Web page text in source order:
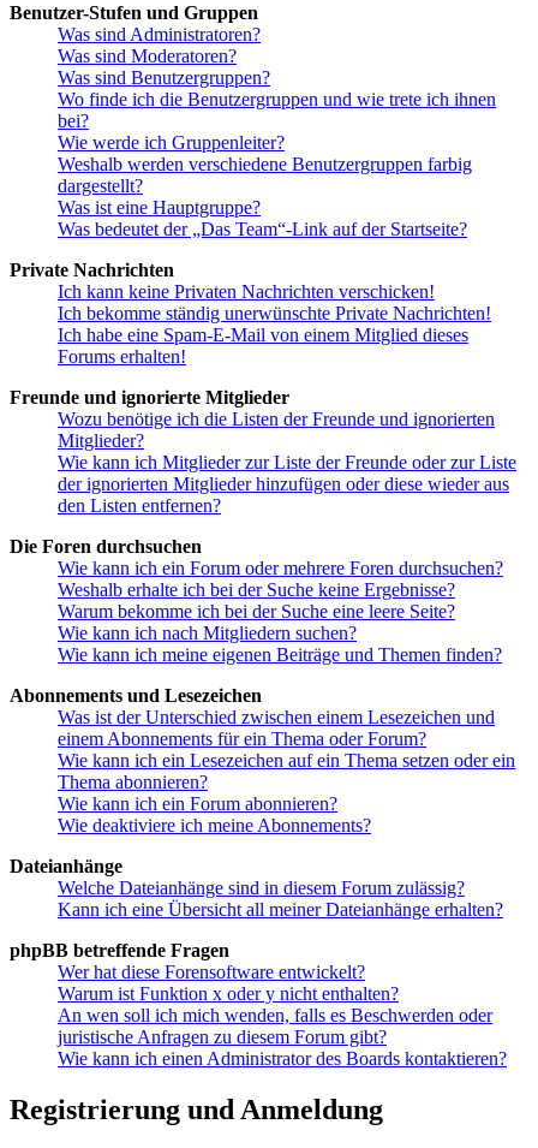
Benutzer-Stufen und Gruppen
Was sind Administratoren?
Was sind Moderatoren?
Was sind Benutzergruppen?
Wo finde ich die Benutzergruppen und wie trete ich ihnen
bei?
Wie werde ich Gruppenleiter?
Weshalb werden verschiedene Benutzergruppen farbig
dargestellt?
Was ist eine Hauptgruppe?
Was bedeutet der „Das Team“-Link auf der Startseite?
Private Nachrichten
Ich kann keine Privaten Nachrichten verschicken!
Ich bekomme ständig unerwünschte Private Nachrichten!
Ich habe eine Spam-E-Mail von einem Mitglied dieses
Forums erhalten!
Freunde und ignorierte Mitglieder
Wozu benötige ich die Listen der Freunde und ignorierten
Mitglieder?
Wie kann ich Mitglieder zur Liste der Freunde oder zur Liste
der ignorierten Mitglieder hinzufügen oder diese wieder aus
den Listen entfernen?
Die Foren durchsuchen
Wie kann ich ein Forum oder mehrere Foren durchsuchen?
Weshalb erhalte ich bei der Suche keine Ergebnisse?
Warum bekomme ich bei der Suche eine leere Seite?
Wie kann ich nach Mitgliedern suchen?
Wie kann ich meine eigenen Beiträge und Themen finden?
Abonnements und Lesezeichen
Was ist der Unterschied zwischen einem Lesezeichen und
einem Abonnements für ein Thema oder Forum?
Wie kann ich ein Lesezeichen auf ein Thema setzen oder ein
Thema abonnieren?
Wie kann ich ein Forum abonnieren?
Wie deaktiviere ich meine Abonnements?
Dateianhänge
Welche Dateianhänge sind in diesem Forum zulässig?
Kann ich eine Übersicht all meiner Dateianhänge erhalten?
phpBB betreffende Fragen
Wer hat diese Forensoftware entwickelt?
Warum ist Funktion x oder y nicht enthalten?
An wen soll ich mich wenden, falls es Beschwerden oder
juristische Anfragen zu diesem Forum gibt?
Wie kann ich einen Administrator des Boards kontaktieren?
Registrierung und Anmeldung